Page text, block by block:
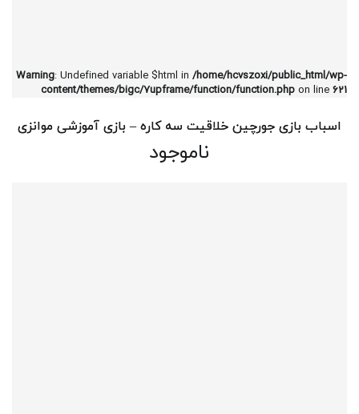
Warning: Undefined variable $html in /home/hcvszoxi/public_html/wp-
content/themes/bigc/7upframe/function/function.php on line 621
اسباب بازی جورچین خلاقیت سه کاره – بازی آموزشی موانزی
ناموجود